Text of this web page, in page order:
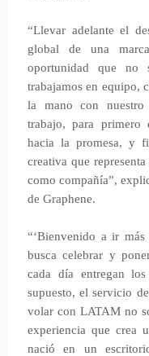
“Llevar adelante el
global de una
oportunidad que no
trabajamos en equipo,
la mano con
trabajo, para primero
hacia la promesa, y
creativa que
como compañía”,
de Graphene.
“‘Bienvenido a ir
busca celebrar y
cada día entregan
supuesto, el servicio
volar con LATAM no
experiencia que crea
nació en un